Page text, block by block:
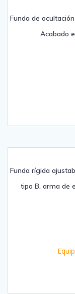
Funda de
Acabado
Funda rígida
tipo B, arma de